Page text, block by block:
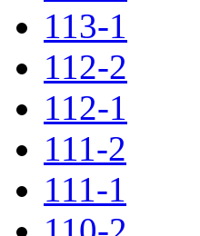
113-1
112-2
112-1
111-2
111-1